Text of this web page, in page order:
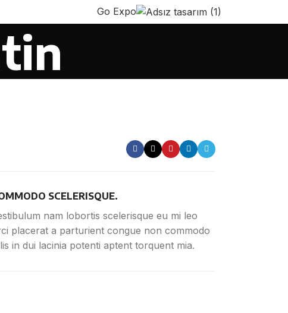
Go Expo
SCELERISQUE.
nam lobortis scelerisque eu mi leo
placerat a parturient congue non commodo
in dui lacinia potenti aptent torquent mia.